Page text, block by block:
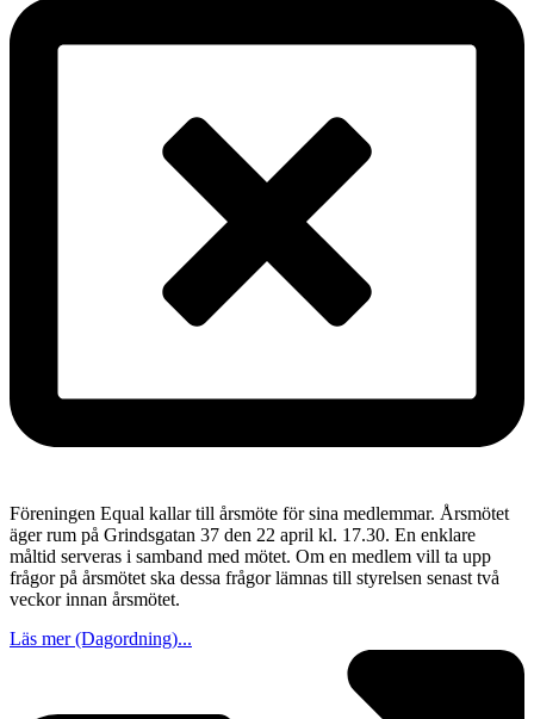
Föreningen Equal kallar till årsmöte för sina medlemmar. Årsmötet
äger rum på Grindsgatan 37 den 22 april kl. 17.30. En enklare
måltid serveras i samband med mötet. Om en medlem vill ta upp
frågor på årsmötet ska dessa frågor lämnas till styrelsen senast två
veckor innan årsmötet.
Läs mer (Dagordning)...